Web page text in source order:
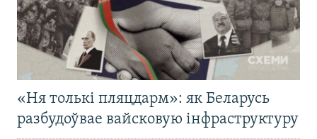
«Ня толькі пляцдарм»: як Беларусь
разбудоўвае вайсковую інфраструктуру